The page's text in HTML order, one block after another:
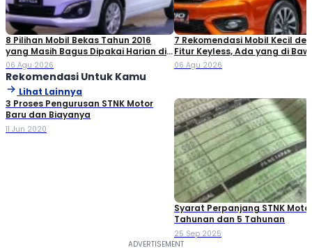
8 Pilihan Mobil Bekas Tahun 2016
yang Masih Bagus Dipakai Harian di
2026
06 Agu 2026
7 Rekomendasi Mobil Kecil
Fitur Keyless, Ada yang di
Rp80 Juta!
06 Agu 2026
Rekomendasi Untuk Kamu
Lihat Lainnya
3 Proses Pengurusan STNK Motor
Baru dan Biayanya
11 Jun 2020
Syarat Perpanjang STNK
Tahunan dan 5 Tahunan
25 Sep 2025